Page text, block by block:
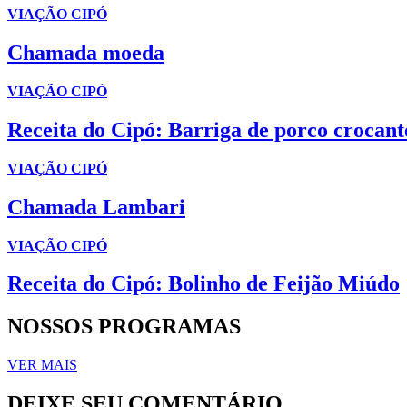
VIAÇÃO CIPÓ
Chamada moeda
VIAÇÃO CIPÓ
Receita do Cipó: Barriga de porco
VIAÇÃO CIPÓ
Chamada Lambari
VIAÇÃO CIPÓ
Receita do Cipó: Bolinho de Feijão Miúdo
NOSSOS PROGRAMAS
VER MAIS